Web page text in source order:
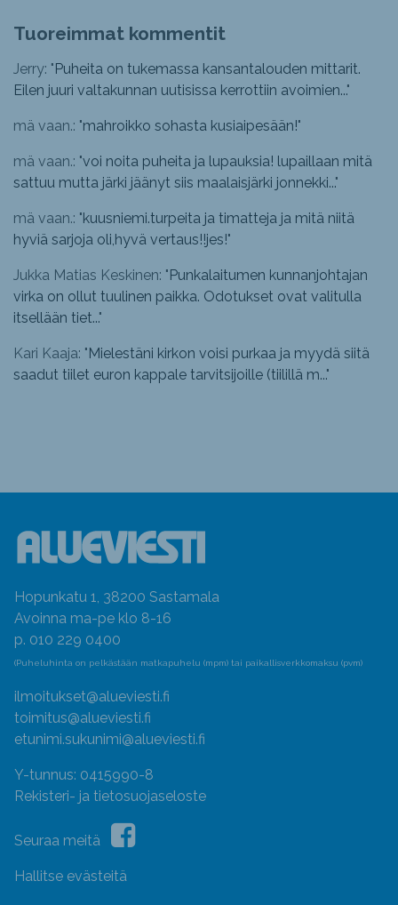
Tuoreimmat kommentit
Jerry: "Puheita on tukemassa kansantalouden mittarit.
Eilen juuri valtakunnan uutisissa kerrottiin avoimien..."
mä vaan.: "mahroikko sohasta kusiaipesään!"
mä vaan.: "voi noita puheita ja lupauksia! lupaillaan mitä
sattuu mutta järki jäänyt siis maalaisjärki jonnekki..."
mä vaan.: "kuusniemi.turpeita ja timatteja ja mitä niitä
hyviä sarjoja oli,hyvä vertaus!!jes!"
Jukka Matias Keskinen: "Punkalaitumen kunnanjohtajan
virka on ollut tuulinen paikka. Odotukset ovat valitulla
itsellään tiet..."
Kari Kaaja: "Mielestäni kirkon voisi purkaa ja myydä siitä
saadut tiilet euron kappale tarvitsijoille (tiilillä m..."
Hopunkatu 1, 38200 Sastamala
Avoinna ma-pe klo 8-16
p. 010 229 0400
(Puheluhinta on pelkästään matkapuhelu (mpm) tai paikallisverkkomaksu (pvm)
ilmoitukset@alueviesti.fi
toimitus@alueviesti.fi
etunimi.sukunimi@alueviesti.fi
Y-tunnus: 0415990-8
Rekisteri- ja tietosuojaseloste
Seuraa meitä
Hallitse evästeitä